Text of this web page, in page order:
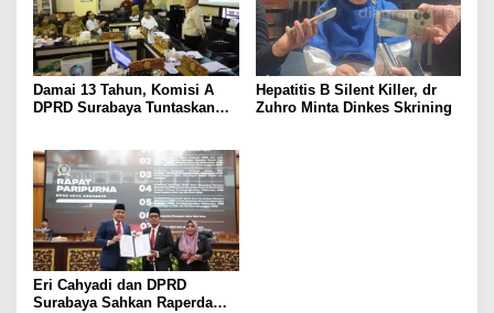
Damai 13 Tahun, Komisi A
DPRD Surabaya Tuntaskan
Hepatitis B Silent Killer, dr
Zuhro Minta Dinkes Skrining
Eri Cahyadi dan DPRD
Surabaya Sahkan Raperda